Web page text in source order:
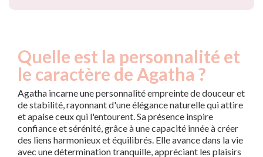
Quelle est la personnalité et
le caractère de Agatha ?
Agatha incarne une personnalité empreinte de douceur et
de stabilité, rayonnant d'une élégance naturelle qui attire
et apaise ceux qui l'entourent. Sa présence inspire
confiance et sérénité, grâce à une capacité innée à créer
des liens harmonieux et équilibrés. Elle avance dans la vie
avec une détermination tranquille, appréciant les plaisirs